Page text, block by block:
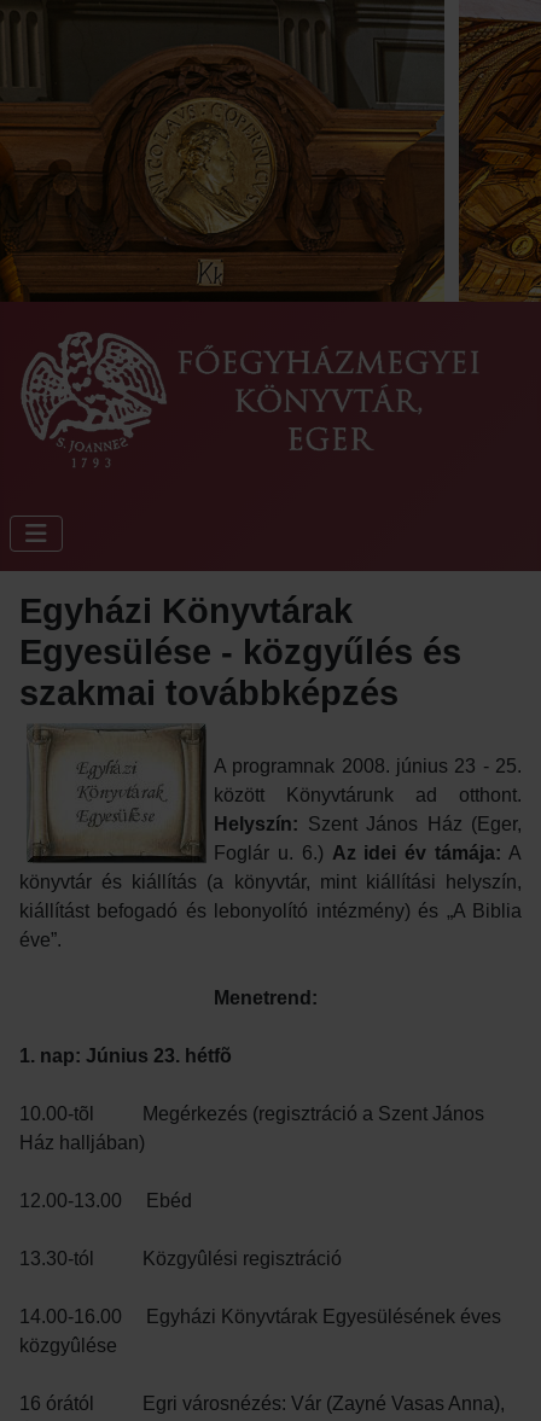
Egyházi Könyvtárak
Egyesülése - közgyűlés és
szakmai továbbképzés
A programnak 2008. június 23 - 25.
között Könyvtárunk ad otthont.
Helyszín: Szent János Ház (Eger,
Foglár u. 6.) Az idei év támája: A
könyvtár és kiállítás (a könyvtár, mint kiállítási helyszín,
kiállítást befogadó és lebonyolító intézmény) és „A Biblia
éve”.
Menetrend:
1. nap: Június 23. hétfõ
10.00-tõl Megérkezés (regisztráció a Szent János
Ház halljában)
12.00-13.00 Ebéd
13.30-tól Közgyûlési regisztráció
14.00-16.00 Egyházi Könyvtárak Egyesülésének éves
közgyûlése
16 órától Egri városnézés: Vár (Zayné Vasas Anna),